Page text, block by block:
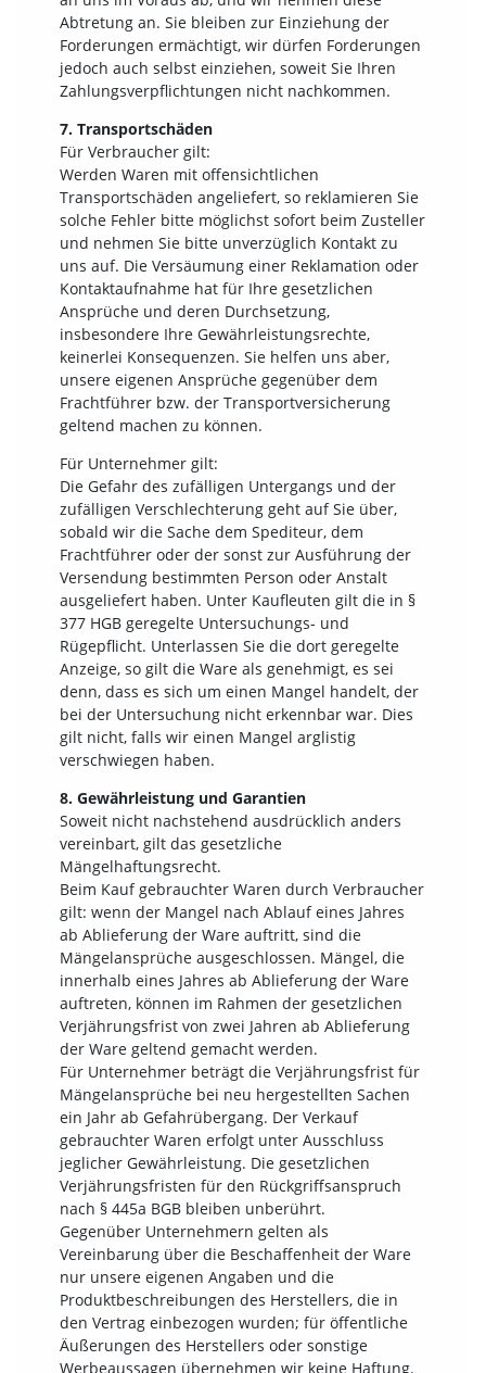
Abtretung an. Sie bleiben zur Einziehung der
Forderungen ermächtigt, wir dürfen Forderungen
jedoch auch selbst einziehen, soweit Sie Ihren
Zahlungsverpflichtungen nicht nachkommen.
7. Transportschäden
Für Verbraucher gilt:
Werden Waren mit offensichtlichen
Transportschäden angeliefert, so reklamieren Sie
solche Fehler bitte möglichst sofort beim Zusteller
und nehmen Sie bitte unverzüglich Kontakt zu
uns auf. Die Versäumung einer Reklamation oder
Kontaktaufnahme hat für Ihre gesetzlichen
Ansprüche und deren Durchsetzung,
insbesondere Ihre Gewährleistungsrechte,
keinerlei Konsequenzen. Sie helfen uns aber,
unsere eigenen Ansprüche gegenüber dem
Frachtführer bzw. der Transportversicherung
geltend machen zu können.
Für Unternehmer gilt:
Die Gefahr des zufälligen Untergangs und der
zufälligen Verschlechterung geht auf Sie über,
sobald wir die Sache dem Spediteur, dem
Frachtführer oder der sonst zur Ausführung der
Versendung bestimmten Person oder Anstalt
ausgeliefert haben. Unter Kaufleuten gilt die in §
377 HGB geregelte Untersuchungs- und
Rügepflicht. Unterlassen Sie die dort geregelte
Anzeige, so gilt die Ware als genehmigt, es sei
denn, dass es sich um einen Mangel handelt, der
bei der Untersuchung nicht erkennbar war. Dies
gilt nicht, falls wir einen Mangel arglistig
verschwiegen haben.
8. Gewährleistung und Garantien
Soweit nicht nachstehend ausdrücklich anders
vereinbart, gilt das gesetzliche
Mängelhaftungsrecht.
Beim Kauf gebrauchter Waren durch Verbraucher
gilt: wenn der Mangel nach Ablauf eines Jahres
ab Ablieferung der Ware auftritt, sind die
Mängelansprüche ausgeschlossen. Mängel, die
innerhalb eines Jahres ab Ablieferung der Ware
auftreten, können im Rahmen der gesetzlichen
Verjährungsfrist von zwei Jahren ab Ablieferung
der Ware geltend gemacht werden.
Für Unternehmer beträgt die Verjährungsfrist für
Mängelansprüche bei neu hergestellten Sachen
ein Jahr ab Gefahrübergang. Der Verkauf
gebrauchter Waren erfolgt unter Ausschluss
jeglicher Gewährleistung. Die gesetzlichen
Verjährungsfristen für den Rückgriffsanspruch
nach § 445a BGB bleiben unberührt.
Gegenüber Unternehmern gelten als
Vereinbarung über die Beschaffenheit der Ware
nur unsere eigenen Angaben und die
Produktbeschreibungen des Herstellers, die in
den Vertrag einbezogen wurden; für öffentliche
Äußerungen des Herstellers oder sonstige
Werbeaussagen übernehmen wir keine Haftung.